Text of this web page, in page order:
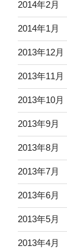
2014年2月
2014年1月
2013年12月
2013年11月
2013年10月
2013年9月
2013年8月
2013年7月
2013年6月
2013年5月
2013年4月